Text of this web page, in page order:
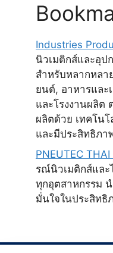
Industries
นิวเมติกส์และอุ
สำหรับหลากหลา
ยนต์, อาหารและ
และโรงงานผลิต
ผลิตด้วย เทคโน
และมีประสิทธิภา
PNEUTEC
รณ์นิวเมติกส์แล
ทุกอุตสาหกรรม
มั่นใจในประสิทธิ